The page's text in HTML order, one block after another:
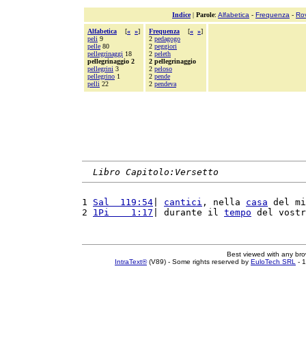
Indice| Parole: Alfabetica - Frequenza -
Alfabetica [« »]
peli 9
pelle 80
pellegrinaggi 18
pellegrinaggio 2
pellegrini 3
pellegrino 1
pelli 22
Frequenza [« »]
2 pedagogo
2 peggiori
2 peleth
2 pellegrinaggio
2 peloso
2 pende
2 pendeva
Libro Capitolo:Versetto
1 Sal  119:54 cantici , nella casa del
2 1Pi    1:17 | durante il tempo del
Best viewed with any
IntraText®(V89) - Some rights reserved by EuloTech SRL -